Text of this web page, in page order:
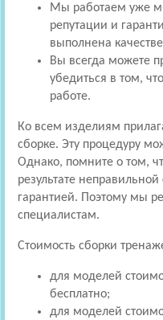
Мы работаем уже
репутации и
выполнена
Вы всегда можете
убедиться в том,
работе.
Ко всем изделиям
сборке. Эту процедуру
Однако, помните о том,
результате
гарантией. Поэтому мы
специалистам.
Стоимость сборки
для моделей
бесплатно;
для моделей